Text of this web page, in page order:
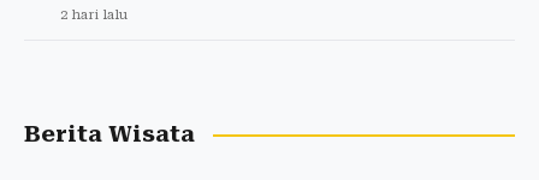
2 hari lalu
Berita Wisata